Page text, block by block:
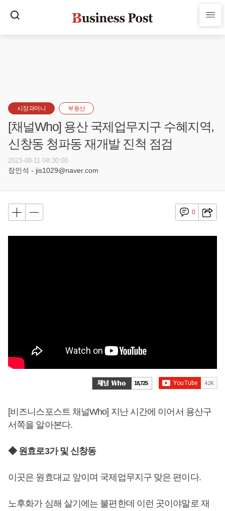
시장과머니 부동산
[채널Who] 용산 국제업무지구 수혜지역,
신창동 청파동 재개발 진척 점검
2023-08-11 08:30:00
장인석 - jis1029@naver.com
0
18,725
[비즈니스포스트 채널Who] 지난 시간에 이어서 용산구
서쪽을 알아본다.
◆ 원효로3가 및 신창동
이곳은 원효대교 앞이며 국제업무지구 맞은 편이다.
노후화가 심해 살기에는 불편한데 이런 곳이야말로 재